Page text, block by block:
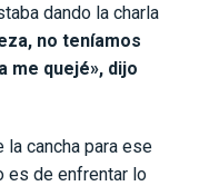
dando la charla
no teníamos
me quejé», dijo
cancha para ese
es de enfrentar lo